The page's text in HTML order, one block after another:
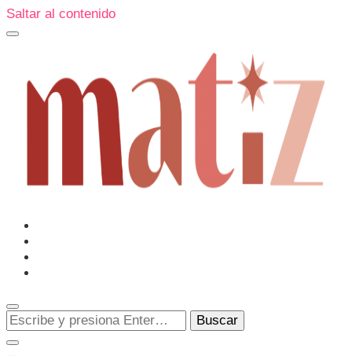
Saltar al contenido
Matiz
Un espacio editorial donde pongo en palabras aquello que
muchos sentimos y pocos sabemos cómo explicar y
donde también compartiré contigo las cosas que me
conmueven, me sorprenden o creo que merecen ser
¿Buscas
algo?